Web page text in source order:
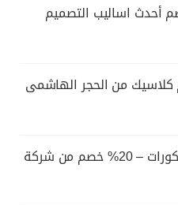
داخلي | 30% خصم أحدث اساليب التصميم
من الحجر الهاشمى
المرمر الصناعي للمطابخ والديكورات – 20% خصم من شركة